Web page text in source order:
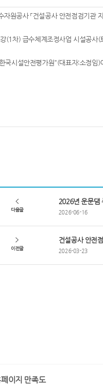
자원공사 「건설공사 안전점검기관
강(1차) 급수체계조정사업 시설공사
국시설안전평가원"(대표자:소정임)
다음글
2026년 운문댐
2026-06-16
이전글
건설공사 안전
2026-03-23
이지 만족도